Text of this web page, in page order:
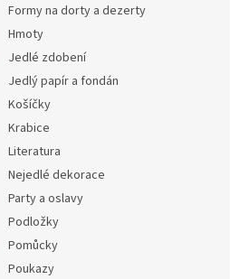
Formy na dorty a dezerty
Hmoty
Jedlé zdobení
Jedlý papír a fondán
Košíčky
Krabice
Literatura
Nejedlé dekorace
Party a oslavy
Podložky
Pomůcky
Poukazy